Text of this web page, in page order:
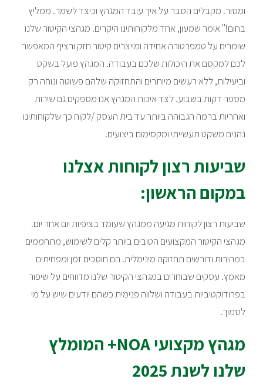
ומסור. מקבלים הסבר על איך עובד המגהץ וכיצד לשמר. ממליץ
בחום!" אומר שמעון, אחד מלקוחותינו היקרים. מגהצי הקיטור שלנו
שומרים על טמפרטורה אחידה ומייצרים קיטור חזק ורציף המאפשר
לכם למקסם את היכולות שלכם בעבודה. המגהץ פועל בשקט
וביעילות, ללא רעשים מיותרים והתחזוקה שלהם פשוטה ונוחה רק
מספר דקות בשבוע. לצד איכות המגהץ אנו מספקים גם שירות
ואחריות ברמה הגבוהה ביותר עד בית העסק /לקוח כך שלקוחותינו
נהנים משקט תעשייתי ומקסימום ביצועים.
שביעות רצון לקוחות אצלנו
במקום הראשון:
שביעות רצון לקוחות מגיעה ממגהץ שעומד בציפיות יום אחר יום.
מגהצי הקיטור המקצועים הטובים ביותר קלים לשימוש, מתחממים
במהירות ודורשים תחזוקה מינימלית. הם חוסכים זמן ומפחיתים
מאמץ. עסקים שבוחרים במגהצי הקיטור שלנו מדווחים על שיפור
בפרודוקטיביות בעבודה ושלווה פנימית כשהם יודעים שיש על מי
לסמוך.
מגהץ מקצועי NOA+ המומלץ
שלנו לשנת 2025